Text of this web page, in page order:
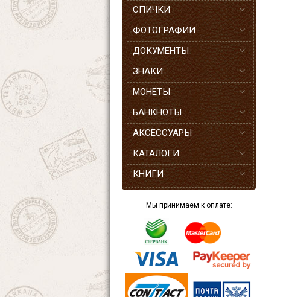
СПИЧКИ
ФОТОГРАФИИ
ДОКУМЕНТЫ
ЗНАКИ
МОНЕТЫ
БАНКНОТЫ
АКСЕССУАРЫ
КАТАЛОГИ
КНИГИ
Мы принимаем к оплате: